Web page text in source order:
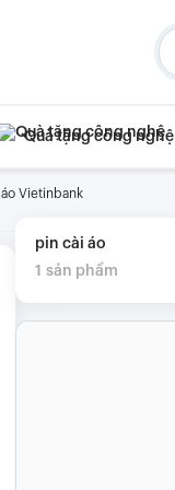
Quà tặng công nghệ
Vietinbank
pin cài áo
1 sản phẩm